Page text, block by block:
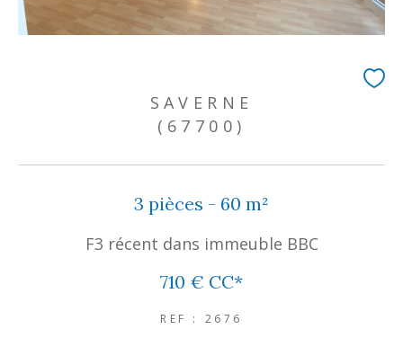
SAVERNE
(67700)
3 pièces - 60 m²
F3 récent dans immeuble BBC
710 € CC*
REF : 2676